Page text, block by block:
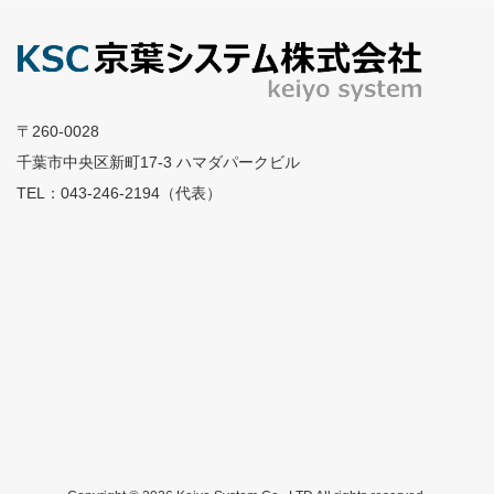
〒260-0028
千葉市中央区新町17-3 ハマダパークビル
TEL：043-246-2194（代表）